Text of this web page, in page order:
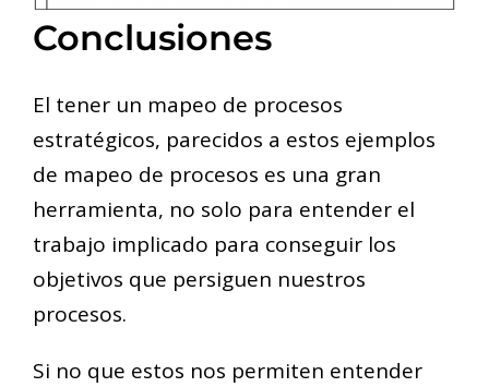
Conclusiones
El tener un mapeo de procesos
estratégicos, parecidos a estos ejemplos
de mapeo de procesos es una gran
herramienta, no solo para entender el
trabajo implicado para conseguir los
objetivos que persiguen nuestros
procesos.
Si no que estos nos permiten entender